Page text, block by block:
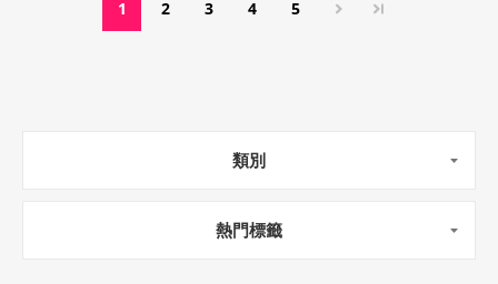
1 2 3 4 5
類別
熱門標籤